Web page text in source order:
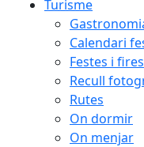
Turisme
Calendari
Festes i fires
Recull
Rutes
On dormir
On menjar